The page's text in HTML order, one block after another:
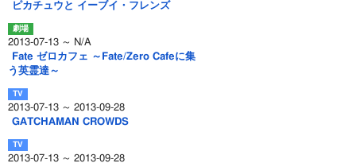
ピカチュウと イーブイ・フレンズ
2013-07-13 ～ N/A
Fate ゼロカフェ ～Fate/Zero Cafeに集
う英霊達～
2013-07-13 ～ 2013-09-28
GATCHAMAN CROWDS
2013-07-13 ～ 2013-09-28